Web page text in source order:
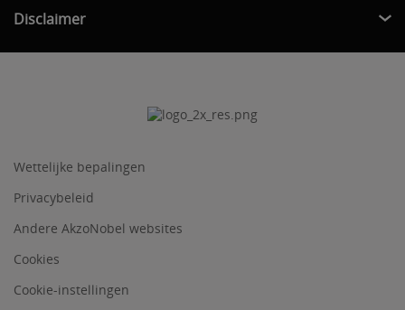
Disclaimer
Wettelijke bepalingen
Privacybeleid
Andere AkzoNobel websites
Cookies
Cookie-instellingen